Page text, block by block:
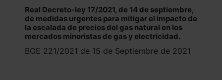
Real Decreto-ley 17/2021, de 14 de septiembre,
de medidas urgentes para mitigar el impacto de
la escalada de precios del gas natural en los
mercados minoristas de gas y electricidad.
BOE 221/2021 de 15 de Septiembre de 2021